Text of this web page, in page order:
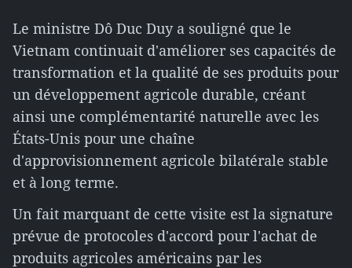
Le ministre Dô Duc Duy a souligné que le
Vietnam continuait d'améliorer ses capacités de
transformation et la qualité de ses produits pour
un développement agricole durable, créant
ainsi une complémentarité naturelle avec les
États-Unis pour une chaîne
d'approvisionnement agricole bilatérale stable
et à long terme.
Un fait marquant de cette visite est la signature
prévue de protocoles d'accord pour l'achat de
produits agricoles américains par les